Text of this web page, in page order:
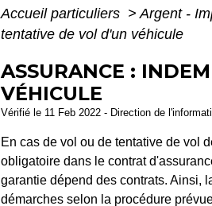
Accueil particuliers > Argent -
tentative de vol d'un véhicule
ASSURANCE :
VÉHICULE
Vérifié le 11 Feb 2022 - Direction de
En cas de vol ou de tentative de vol
obligatoire dans le contrat
garantie dépend des contrats. Ainsi,
démarches selon la procédure